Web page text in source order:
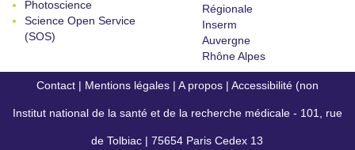
Photoscience
Science Open Service
(SOS)
Régionale
Inserm
Auvergne
Rhône Alpes
Contact | Mentions légales | A propos | Accessibilité (non
conforme)
Institut national de la santé et de la recherche médicale - 101, rue
de Tolbiac | 75654 Paris Cedex 13